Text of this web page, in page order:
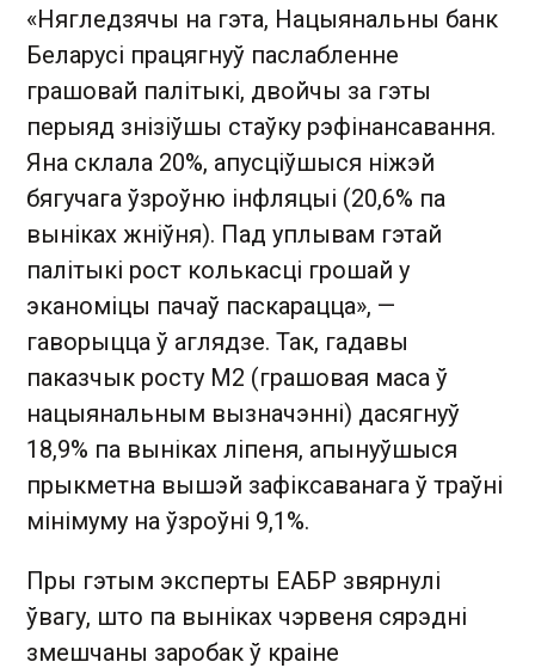
«Нягледзячы на гэта, Нацыянальны банк
Беларусі працягнуў паслабленне
грашовай палітыкі, двойчы за гэты
перыяд знізіўшы стаўку рэфінансавання.
Яна склала 20%, апусціўшыся ніжэй
бягучага ўзроўню інфляцыі (20,6% па
выніках жніўня). Пад уплывам гэтай
палітыкі рост колькасці грошай у
эканоміцы пачаў паскарацца», —
гаворыцца ў аглядзе. Так, гадавы
паказчык росту М2 (грашовая маса ў
нацыянальным вызначэнні) дасягнуў
18,9% па выніках ліпеня, апынуўшыся
прыкметна вышэй зафіксаванага ў траўні
мінімуму на ўзроўні 9,1%.
Пры гэтым эксперты ЕАБР звярнулі
ўвагу, што па выніках чэрвеня сярэдні
змешчаны заробак ў краіне